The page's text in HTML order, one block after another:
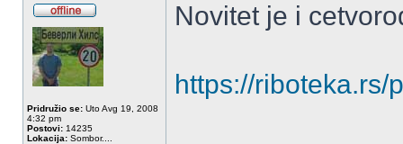
Pridružio se: Uto Avg 19, 2008
4:32 pm
Postovi: 14235
Lokacija: Sombor....
Novitet je i
https://riboteka.rs/